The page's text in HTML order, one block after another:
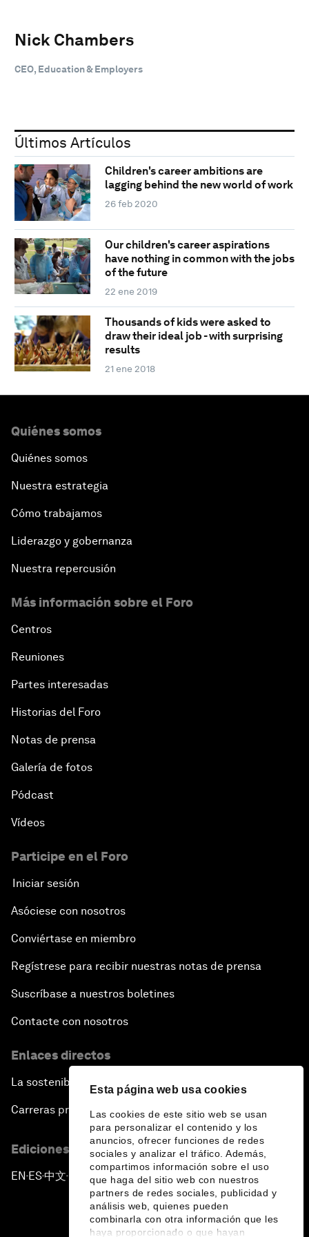
Esta página web usa cookies
Las cookies de este sitio web se usan
para personalizar el contenido y los
anuncios, ofrecer funciones de redes
sociales y analizar el tráfico. Además,
compartimos información sobre el uso
que haga del sitio web con nuestros
partners de redes sociales, publicidad y
análisis web, quienes pueden
combinarla con otra información que les
haya proporcionado o que hayan
Nick Chambers
CEO, Education & Employers
Últimos Artículos
Children's career ambitions are
lagging behind the new world of work
26 feb 2020
Our children's career aspirations
have nothing in common with the jobs
of the future
22 ene 2019
Thousands of kids were asked to
draw their ideal job - with surprising
results
21 ene 2018
Quiénes somos
Quiénes somos
Nuestra estrategia
Cómo trabajamos
Liderazgo y gobernanza
Nuestra repercusión
Más información sobre el Foro
Centros
Reuniones
Partes interesadas
Historias del Foro
Notas de prensa
Galería de fotos
Pódcast
Vídeos
Participe en el Foro
Iniciar sesión
Asóciese con nosotros
Conviértase en miembro
Regístrese para recibir nuestras notas de prensa
Suscríbase a nuestros boletines
Contacte con nosotros
Enlaces directos
La sostenibilidad en el Foro
Carreras profesionales
Ediciones en otros idiomas
EN ▪ES▪中文▪ 日本語